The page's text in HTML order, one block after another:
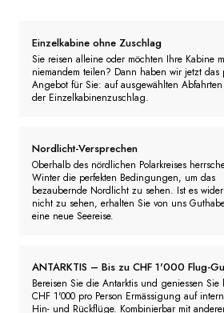
Einzelkabine ohne Zuschlag
Sie reisen alleine oder möchten Ihre Kabine
niemandem teilen? Dann haben wir jetzt das
Angebot für Sie: auf ausgewählten
der Einzelkabinenzuschlag.
Nordlicht-Versprechen
Oberhalb des nördlichen Polarkreises
Winter die perfekten Bedingungen, um das
bezaubernde Nordlicht zu sehen. Ist es
nicht zu sehen, erhalten Sie von uns
eine neue Seereise.
ANTARKTIS – Bis zu CHF 1'000 Flug-
Bereisen Sie die Antarktis und geniessen Sie
CHF 1'000 pro Person Ermässigung auf
Hin- und Rückflüge. Kombinierbar mit